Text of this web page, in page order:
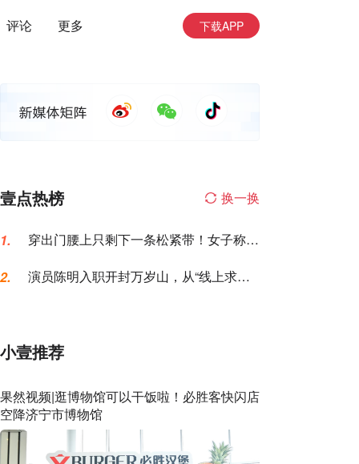
评论 更多 下载APP
壹点热榜 换一换
1.
穿出门腰上只剩下一条松紧带！女子称名
2.
演员陈明入职开封万岁山，从“线上求
小壹推荐
果然视频|逛博物馆可以干饭啦！必胜客快闪店
空降济宁市博物馆